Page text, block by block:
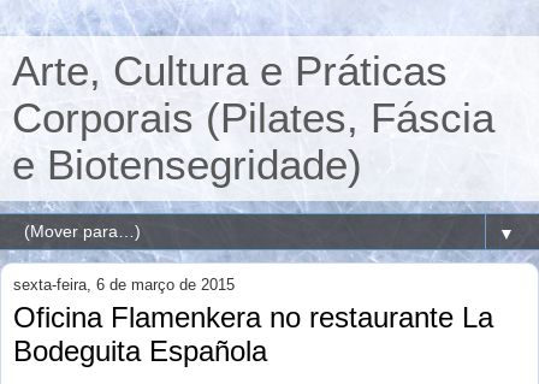
Arte, Cultura e Práticas
Corporais (Pilates, Fáscia
e Biotensegridade)
▼
sexta-feira, 6 de março de 2015
Oficina Flamenkera no restaurante La
Bodeguita Española